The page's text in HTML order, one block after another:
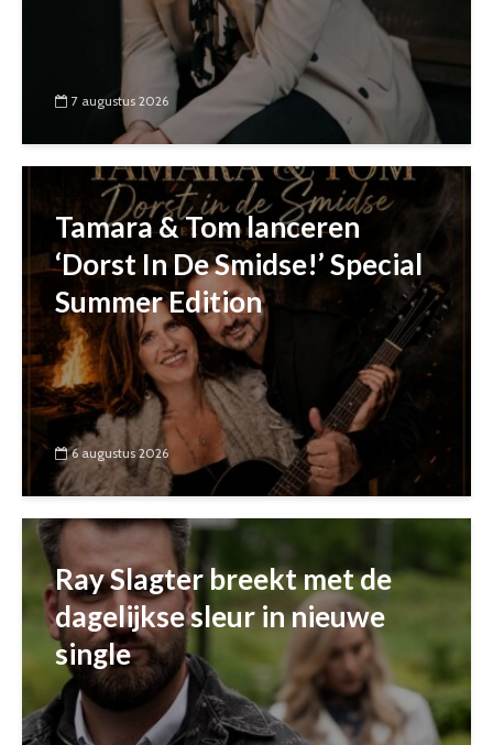
7 augustus 2026
Tamara & Tom lanceren
‘Dorst In De Smidse!’ Special
Summer Edition
6 augustus 2026
Ray Slagter breekt met de
dagelijkse sleur in nieuwe
single